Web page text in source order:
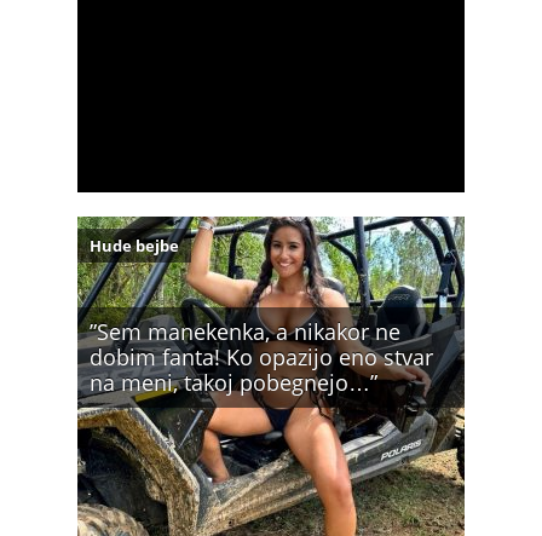
”Sem manekenka, a nikakor ne
dobim fanta! Ko opazijo eno stvar
na meni, takoj pobegnejo…”
Hude bejbe